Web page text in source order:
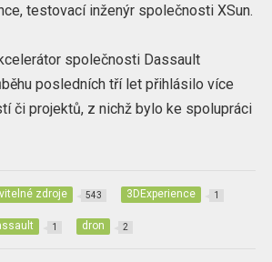
testovací inženýr společnosti XSun.
společnosti Dassault
posledních tří let přihlásilo více
či projektů, z nichž bylo ke spolupráci
zdroje 543 3DExperience 1
1 dron 2